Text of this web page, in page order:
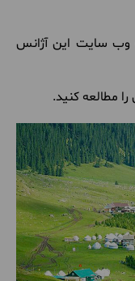
به وب سایت این آژانس
مطالعه کنید.